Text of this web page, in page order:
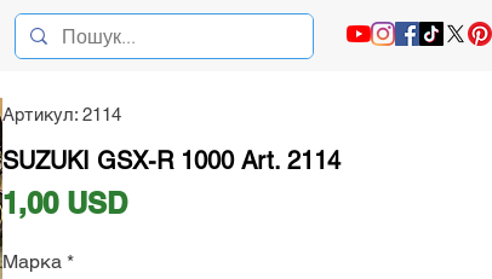
Артикул: 2114
SUZUKI GSX-R 1000 Art. 2114
1,00 USDЦіна
Марка *